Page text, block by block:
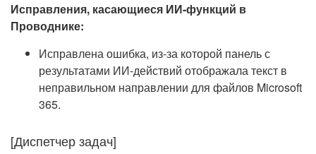
Исправления, касающиеся ИИ-функций в
Проводнике:
Исправлена ошибка, из-за которой панель с
результатами ИИ-действий отображала текст в
неправильном направлении для файлов Microsoft
365.
[Диспетчер задач]